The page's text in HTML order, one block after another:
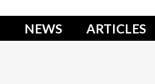
NEWS ARTICLES